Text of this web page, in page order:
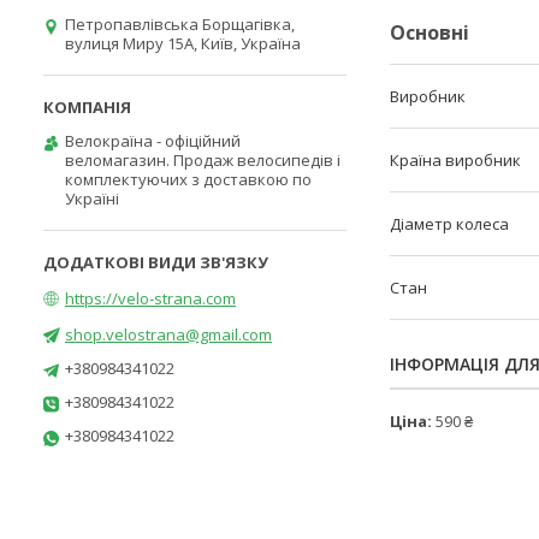
Основні
Виробник
Країна виробник
Діаметр колеса
Стан
ІНФОРМАЦІЯ
Ціна: 590 ₴
Петропавлівська Борщагівка,
вулиця Миру 15А, Київ, Україна
Велокраїна - офіційний
веломагазин. Продаж велосипедів і
комплектуючих з доставкою по
Україні
https://velo-strana.com
shop.velostrana@gmail.com
+380984341022
+380984341022
+380984341022